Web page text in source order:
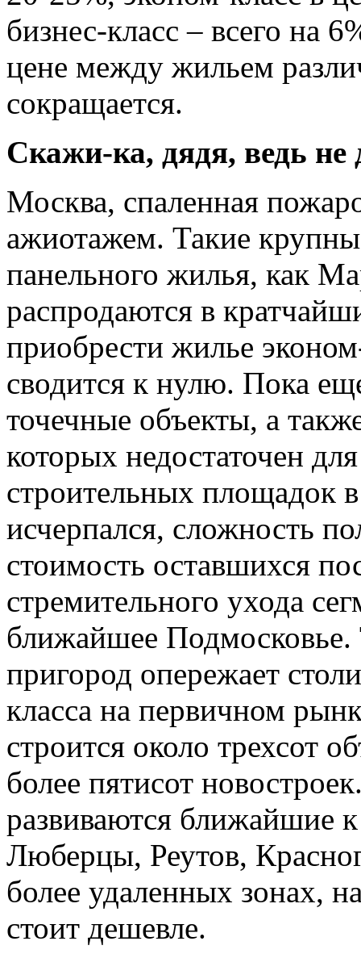
бизнес-класс – всего на
цене между жильем
сокращается.
Скажи-ка, дядя, ведь
Москва, спаленная
ажиотажем. Такие
панельного жилья, как
распродаются в
приобрести жилье
сводится к нулю. Пока
точечные объекты, а
которых недостаточен
строительных площадок
исчерпался, сложность
стоимость оставшихся
стремительного ухода
ближайшее Подмосковье.
пригород опережает
класса на первичном
строится около трехсот
более пятисот
развиваются ближайшие
Люберцы, Реутов,
более удаленных зонах,
стоит дешевле.